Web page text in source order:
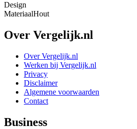
Design
MateriaalHout
Over Vergelijk.nl
Over Vergelijk.nl
Werken bij Vergelijk.nl
Privacy
Disclaimer
Algemene voorwaarden
Contact
Business